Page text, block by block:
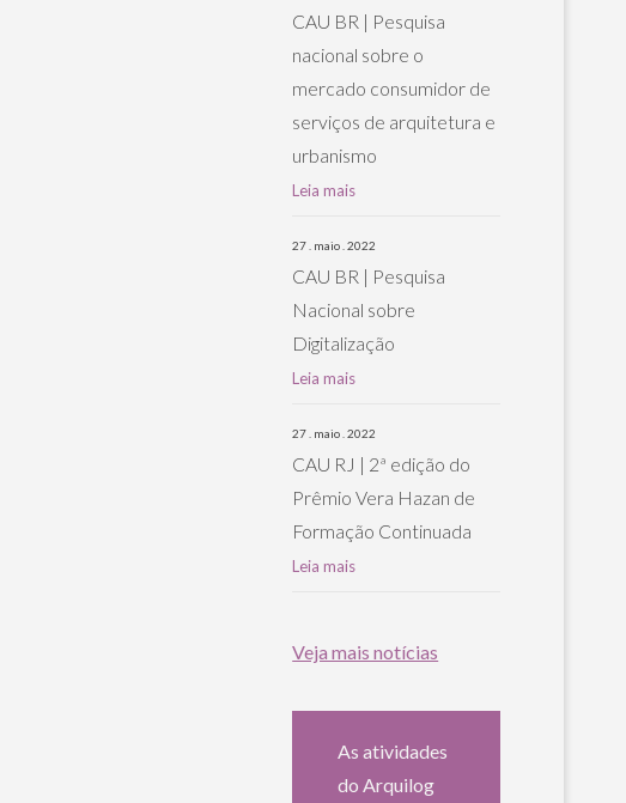
CAU BR | Pesquisa
nacional sobre o
mercado consumidor de
serviços de arquitetura e
urbanismo
Leia mais
27 . maio . 2022
CAU BR | Pesquisa
Nacional sobre
Digitalização
Leia mais
27 . maio . 2022
CAU RJ | 2ª edição do
Prêmio Vera Hazan de
Formação Continuada
Leia mais
Veja mais notícias
As atividades
do Arquilog